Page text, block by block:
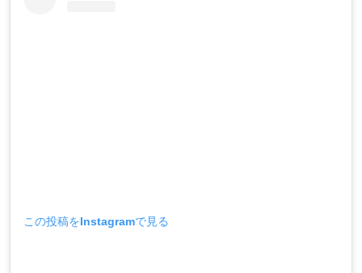
この投稿をInstagramで見る